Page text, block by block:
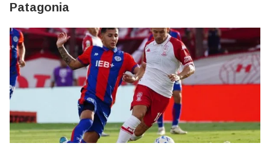
Patagonia